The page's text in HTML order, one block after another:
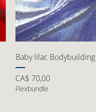
Baby lilac
Preço
CA$ 70,00
Flexbundle